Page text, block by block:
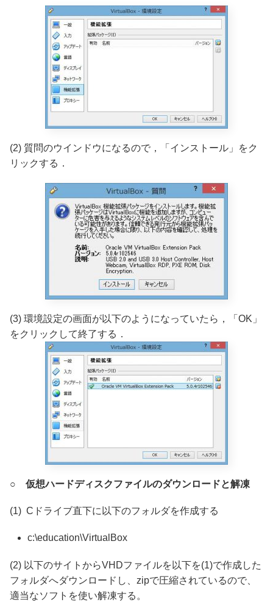
(2) 質問のウインドウになるので，「インストール」をク
リックする．
(3) 環境設定の画面が以下のようになっていたら，「OK」
をクリックして終了する．
○ 仮想ハードディスクファイルのダウンロードと解凍
(1) Cドライブ直下に以下のフォルダを作成する
c:\education\VirtualBox
(2) 以下のサイトからVHDファイルを以下を(1)で作成した
フォルダへダウンロードし、zipで圧縮されているので、
適当なソフトを使い解凍する。